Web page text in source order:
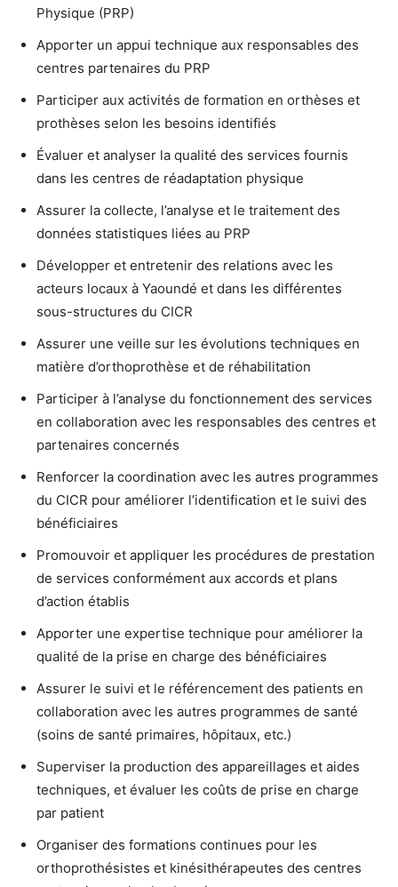
Physique (PRP)
Apporter un appui technique aux responsables des
centres partenaires du PRP
Participer aux activités de formation en orthèses et
prothèses selon les besoins identifiés
Évaluer et analyser la qualité des services fournis
dans les centres de réadaptation physique
Assurer la collecte, l’analyse et le traitement des
données statistiques liées au PRP
Développer et entretenir des relations avec les
acteurs locaux à Yaoundé et dans les différentes
sous-structures du CICR
Assurer une veille sur les évolutions techniques en
matière d’orthoprothèse et de réhabilitation
Participer à l’analyse du fonctionnement des services
en collaboration avec les responsables des centres et
partenaires concernés
Renforcer la coordination avec les autres programmes
du CICR pour améliorer l’identification et le suivi des
bénéficiaires
Promouvoir et appliquer les procédures de prestation
de services conformément aux accords et plans
d’action établis
Apporter une expertise technique pour améliorer la
qualité de la prise en charge des bénéficiaires
Assurer le suivi et le référencement des patients en
collaboration avec les autres programmes de santé
(soins de santé primaires, hôpitaux, etc.)
Superviser la production des appareillages et aides
techniques, et évaluer les coûts de prise en charge
par patient
Organiser des formations continues pour les
orthoprothésistes et kinésithérapeutes des centres